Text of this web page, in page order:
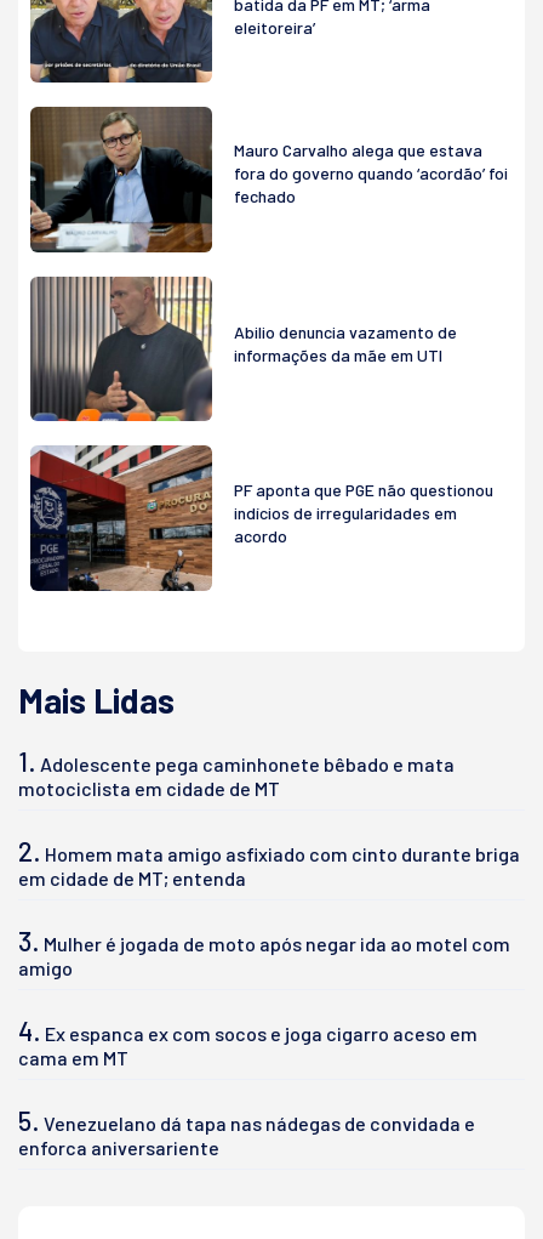
batida da PF em MT; ‘arma
eleitoreira’
Mauro Carvalho alega que estava
fora do governo quando ‘acordão’ foi
fechado
Abilio denuncia vazamento de
informações da mãe em UTI
PF aponta que PGE não questionou
indícios de irregularidades em
acordo
Mais Lidas
1. Adolescente pega caminhonete bêbado e mata
motociclista em cidade de MT
2. Homem mata amigo asfixiado com cinto durante briga
em cidade de MT; entenda
3. Mulher é jogada de moto após negar ida ao motel com
amigo
4. Ex espanca ex com socos e joga cigarro aceso em
cama em MT
5. Venezuelano dá tapa nas nádegas de convidada e
enforca aniversariente